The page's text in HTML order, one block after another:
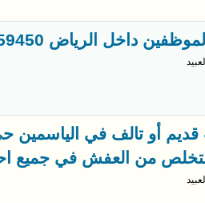
0503559450| باصات حديثة ومكيفة
أو تالف في الياسمين
من العفش في جميع احياء